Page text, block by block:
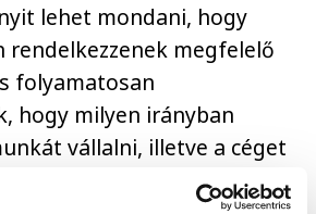
lehet mondani, hogy
rendelkezzenek megfelelő
folyamatosan
hogy milyen irányban
vállalni, illetve a céget
meg minél